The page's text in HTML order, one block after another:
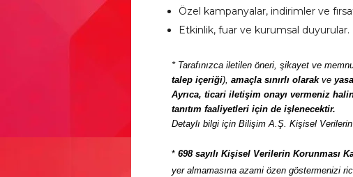
Özel kampanyalar, indirimler ve
Etkinlik, fuar ve kurumsal duyurular.
* Tarafınızca iletilen öneri, şikayet ve
talep içeriği), amaçla sınırlı olarakve
Ayrıca, ticari iletişim onayı vermeniz
tanıtım faaliyetleri için de işlenecektir.
Detaylı bilgi için Bilişim A.Ş. Kişisel
* 698 sayılı Kişisel Verilerin Korunması
yer almamasına azami özen göstermenizi